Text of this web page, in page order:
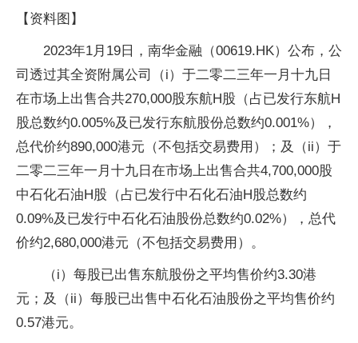
【资料图】
2023年1月19日，南华金融（00619.HK）公布，公
司透过其全资附属公司（i）于二零二三年一月十九日
在市场上出售合共270,000股东航H股（占已发行东航H
股总数约0.005%及已发行东航股份总数约0.001%），
总代价约890,000港元（不包括交易费用）；及（ii）于
二零二三年一月十九日在市场上出售合共4,700,000股
中石化石油H股（占已发行中石化石油H股总数约
0.09%及已发行中石化石油股份总数约0.02%），总代
价约2,680,000港元（不包括交易费用）。
（i）每股已出售东航股份之平均售价约3.30港
元；及（ii）每股已出售中石化石油股份之平均售价约
0.57港元。